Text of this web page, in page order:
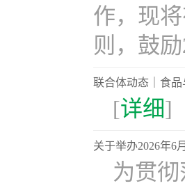
作，现
则，鼓
联合体动态｜食
[详细]
关于举办2026年6
为贯